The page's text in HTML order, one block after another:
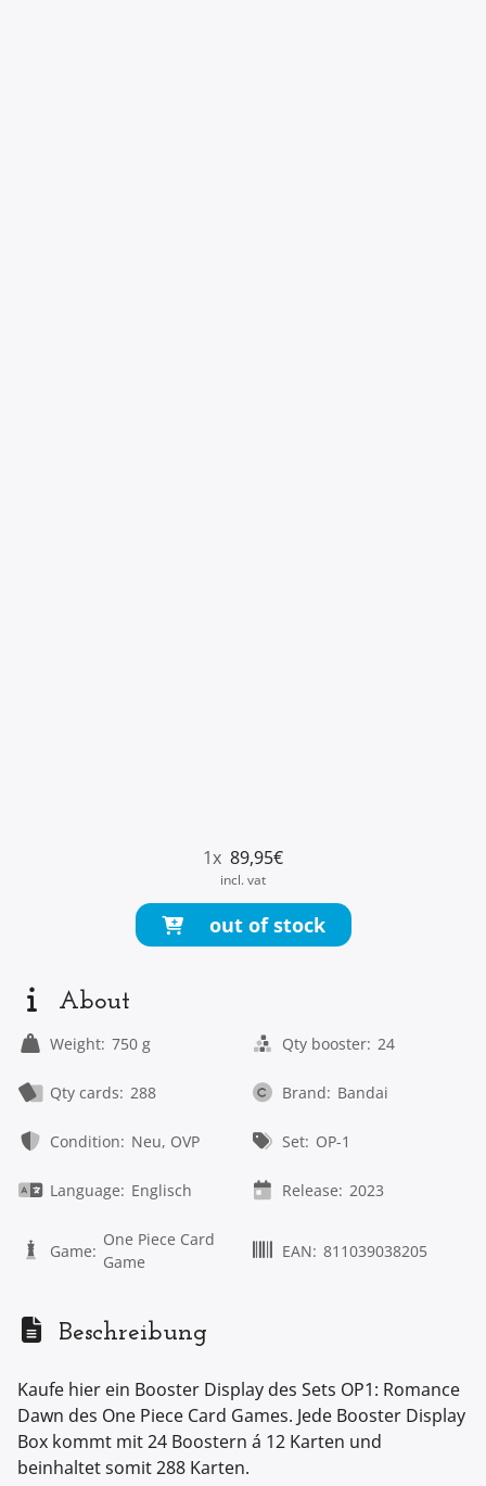
1x 89,95€
incl. vat
out of stock
About
Weight: 750 g Qty booster: 24
Qty cards: 288 Brand: Bandai
Condition: Neu, OVP Set: OP-1
Language: Englisch Release: 2023
Game:
One Piece Card
Game
EAN: 811039038205
Beschreibung
Kaufe hier ein Booster Display des Sets OP1: Romance
Dawn des One Piece Card Games. Jede Booster Display
Box kommt mit 24 Boostern á 12 Karten und
beinhaltet somit 288 Karten.